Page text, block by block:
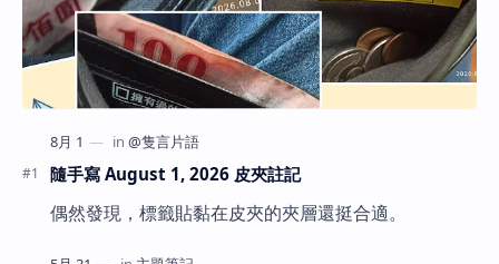
隨手寫 August 1, 2026 皮夾註記
偶然發現，標籤貼黏在皮夾的夾層還挺合適。